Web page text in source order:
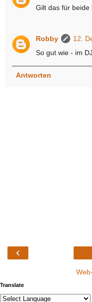
Gilt das für
Robby
12.
So gut wie - im
Antworten
‹
Translate